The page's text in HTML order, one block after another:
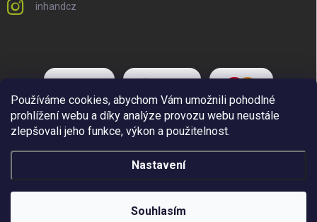
Používáme cookies, abychom Vám umožnili pohodlné
prohlížení webu a díky analýze provozu webu neustále
zlepšovali jeho funkce, výkon a použitelnost.
Nastavení
Souhlasím
inhandcz
Copyright 2026Inhand.cz. Všechna práva vyhrazena.Upravit nastavení
cookies